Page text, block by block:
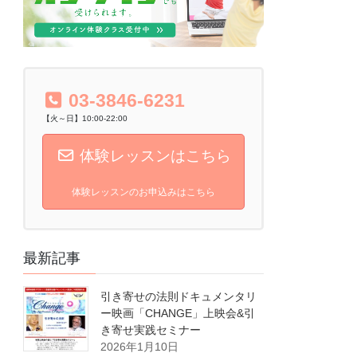
03-3846-6231
【火～日】10:00-22:00
体験レッスンはこちら
体験レッスンのお申込みはこちら
最新記事
引き寄せの法則ドキュメンタリ
ー映画「CHANGE」上映会&引
き寄せ実践セミナー
2026年1月10日